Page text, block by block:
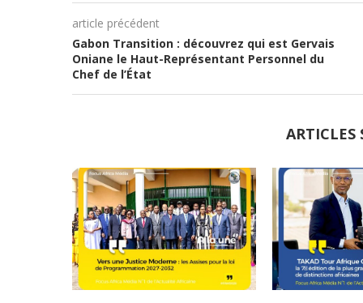
article précédent
Gabon Transition : découvrez qui est Gervais
Oniane le Haut-Représentant Personnel du
Chef de l’État
ARTICLES